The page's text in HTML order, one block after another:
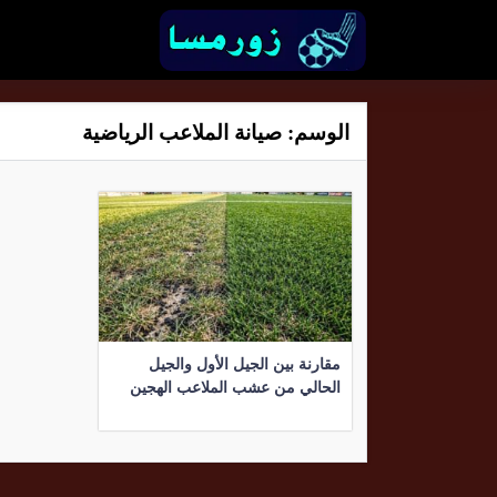
الوسم: صيانة الملاعب الرياضية
مقارنة بين الجيل الأول والجيل
الحالي من عشب الملاعب الهجين